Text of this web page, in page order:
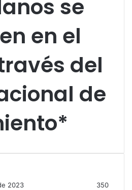
se
en el
del
de
2023 350